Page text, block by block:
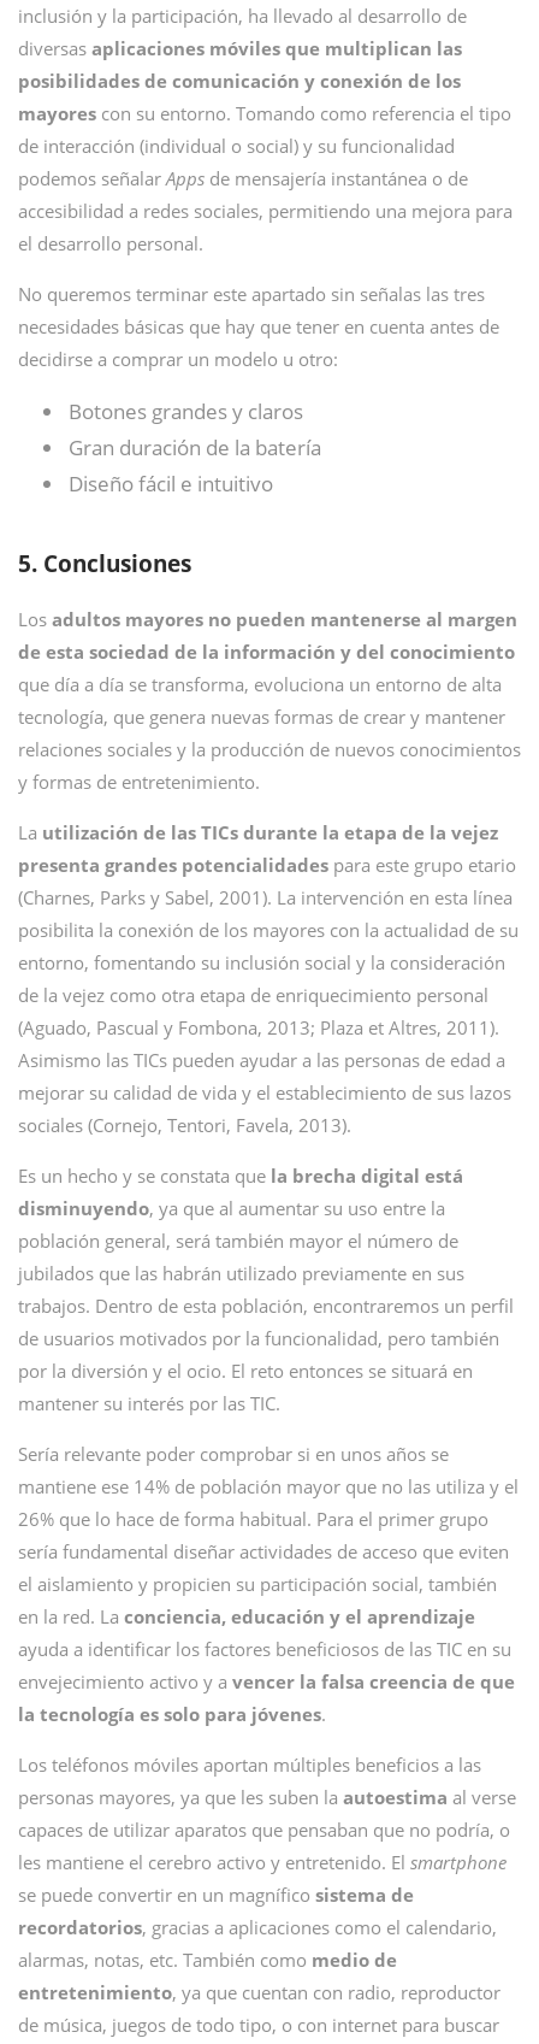
inclusión y la participación, ha llevado al desarrollo de
diversas aplicaciones móviles que multiplican las
posibilidades de comunicación y conexión de los
mayores con su entorno. Tomando como referencia el tipo
de interacción (individual o social) y su funcionalidad
podemos señalarApps de mensajería instantánea o de
accesibilidad a redes sociales, permitiendo una mejora para
el desarrollo personal.
No queremos terminar este apartado sin señalas las tres
necesidades básicas que hay que tener en cuenta antes de
decidirse a comprar un modelo u otro:
Botones grandes y claros
Gran duración de la batería
Diseño fácil e intuitivo
5. Conclusiones
Los adultos mayores no pueden mantenerse al margen
de esta sociedad de la información y del conocimiento
que día a día se transforma, evoluciona un entorno de alta
tecnología, que genera nuevas formas de crear y mantener
relaciones sociales y la producción de nuevos conocimientos
y formas de entretenimiento.
La utilización de las TICs durante la etapa de la vejez
presenta grandes potencialidades para este grupo etario
(Charnes, Parks y Sabel, 2001). La intervención en esta línea
posibilita la conexión de los mayores con la actualidad de su
entorno, fomentando su inclusión social y la consideración
de la vejez como otra etapa de enriquecimiento personal
(Aguado, Pascual y Fombona, 2013; Plaza et Altres, 2011).
Asimismo las TICs pueden ayudar a las personas de edad a
mejorar su calidad de vida y el establecimiento de sus lazos
sociales (Cornejo, Tentori, Favela, 2013).
Es un hecho y se constata que la brecha digital está
disminuyendo, ya que al aumentar su uso entre la
población general, será también mayor el número de
jubilados que las habrán utilizado previamente en sus
trabajos. Dentro de esta población, encontraremos un perfil
de usuarios motivados por la funcionalidad, pero también
por la diversión y el ocio. El reto entonces se situará en
mantener su interés por las TIC.
Sería relevante poder comprobar si en unos años se
mantiene ese 14% de población mayor que no las utiliza y el
26% que lo hace de forma habitual. Para el primer grupo
sería fundamental diseñar actividades de acceso que eviten
el aislamiento y propicien su participación social, también
en la red. La conciencia, educación y el aprendizaje
ayuda a identificar los factores beneficiosos de las TIC en su
envejecimiento activo y a vencer la falsa creencia de que
la tecnología es solo para jóvenes.
Los teléfonos móviles aportan múltiples beneficios a las
personas mayores, ya que les suben la autoestima al verse
capaces de utilizar aparatos que pensaban que no podría, o
les mantiene el cerebro activo y entretenido. El smartphone
se puede convertir en un magnífico sistema de
recordatorios, gracias a aplicaciones como el calendario,
alarmas, notas, etc. También como medio de
entretenimiento, ya que cuentan con radio, reproductor
de música, juegos de todo tipo, o con internet para buscar